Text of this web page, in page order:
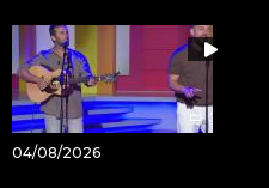
04/08/2026